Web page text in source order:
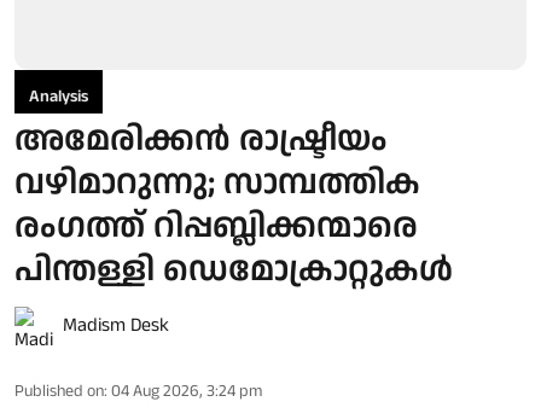
Analysis
അമേരിക്കൻ രാഷ്ട്രീയം
വഴിമാറുന്നു; സാമ്പത്തിക
രംഗത്ത് റിപ്പബ്ലിക്കന്മാരെ
പിന്തള്ളി ഡെമോക്രാറ്റുകൾ
Madism Desk
Published on: 04 Aug 2026, 3:24 pm